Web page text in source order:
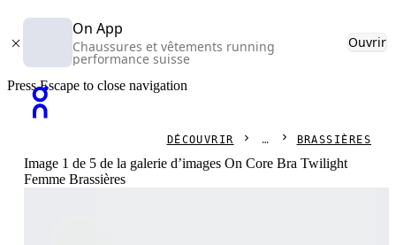
On App
Chaussures et vêtements running
performance suisse
Ouvrir
Press Escape to close navigation
DÉCOUVRIR BRASSIÈRES
Image 1 de 5 de la galerie d’images On Core Bra Twilight
Femme Brassières